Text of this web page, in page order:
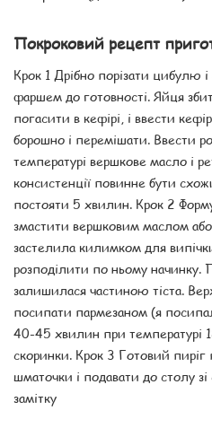
Покроковий рецепт
Крок 1 Дрібно порізати цибулю
фаршем до готовності. Яйця
погасити в кефірі, і ввести
борошно і перемішати. Ввести
температурі вершкове масло і
консистенції повинне бути
постояти 5 хвилин. Крок 2
змастити вершковим маслом
застелила килимком для
розподілити по ньому начинку.
залишилася частиною тіста.
посипати пармезаном (я
40-45 хвилин при температурі
скоринки. Крок 3 Готовий пиріг
шматочки і подавати до столу
замітку